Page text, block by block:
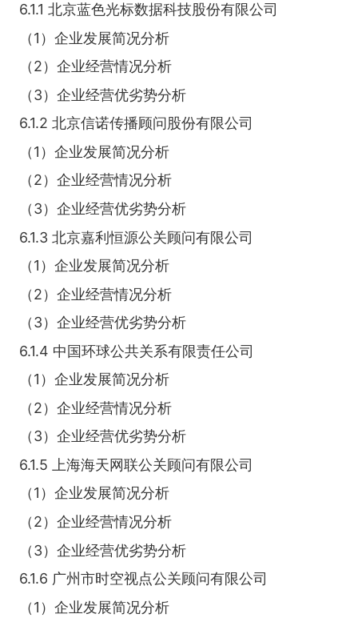
6.1.1 北京蓝色光标数据科技股份有限公司
（1）企业发展简况分析
（2）企业经营情况分析
（3）企业经营优劣势分析
6.1.2 北京信诺传播顾问股份有限公司
（1）企业发展简况分析
（2）企业经营情况分析
（3）企业经营优劣势分析
6.1.3 北京嘉利恒源公关顾问有限公司
（1）企业发展简况分析
（2）企业经营情况分析
（3）企业经营优劣势分析
6.1.4 中国环球公共关系有限责任公司
（1）企业发展简况分析
（2）企业经营情况分析
（3）企业经营优劣势分析
6.1.5 上海海天网联公关顾问有限公司
（1）企业发展简况分析
（2）企业经营情况分析
（3）企业经营优劣势分析
6.1.6 广州市时空视点公关顾问有限公司
（1）企业发展简况分析